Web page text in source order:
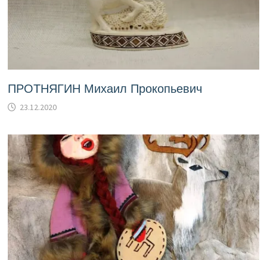
ПРОТНЯГИН Михаил Прокопьевич
23.12.2020